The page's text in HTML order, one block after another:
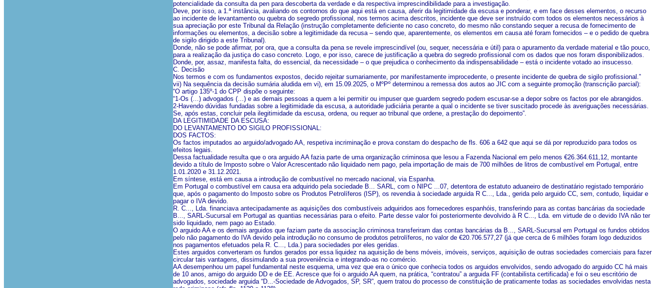
potencialidade da consulta da pen para descoberta da verdade e da respectiva imprescindibilidade para a investigação.
Deve, por isso, a 1.ª instância, avaliando os contornos do que aqui está en causa, aferir da legitimidade da escusa e ponderar, e em face desses elementos, o recurso
ao incidente de levantamento ou quebra do segredo profissional, nos termos acima descritos, incidente que deve ser instruído com todos os elementos necessários à
sua apreciação por este Tribunal da Relação (instrução completamente deficiente no caso concreto, do mesmo não constando sequer a recusa de fornecimento de
informações ou elementos, a decisão sobre a legitimidade da recusa – sendo que, aparentemente, os elementos em causa até foram fornecidos – e o pedido de quebra
de sigilo dirigido a este Tribunal).
Donde, não se pode afirmar, por ora, que a consulta da pena se revele imprescindível (ou, sequer, necessária e útil) para o apuramento da verdade material e tão pouco,
para a realização da justiça do caso concreto. Logo, e por isso, carece de justificação a quebra do segredo profissional com os dados que nos foram disponibilizados.
Donde, por, assaz, manifesta falta, do essencial, da necessidade – o que prejudica o conhecimento da indispensabilidade – está o incidente votado ao insucesso.
C. Decisão
Nos termos e com os fundamentos expostos, decido rejeitar sumariamente, por manifestamente improcedente, o presente incidente de quebra de sigilo profissional.”
vii) Na sequência da decisão sumária aludida em vi), em 15.09.2025, o MºPº determinou a remessa dos autos ao JIC com a seguinte promoção (transcrição parcial):
“O artigo 135º-1 do CPP dispõe o seguinte:
“1-Os (…) advogados (…) e as demais pessoas a quem a lei permitir ou impuser que guardem segredo podem escusar-se a depor sobre os factos por ele abrangidos.
2-Havendo dúvidas fundadas sobre a legitimidade da escusa, a autoridade judiciária perante a qual o incidente se tiver suscitado procede às averiguações necessárias.
Se, após estas, concluir pela ilegitimidade da escusa, ordena, ou requer ao tribunal que ordene, a prestação do depoimento”.
DA LEGITIMIDADE DA ESCUSA:
DO LEVANTAMENTO DO SIGILO PROFISSIONAL:
DOS FACTOS:
Os factos imputados ao arguido/advogado AA, respetiva incriminação e prova constam do despacho de fls. 606 a 642 que aqui se dá por reproduzido para todos os
efeitos legais.
Dessa factualidade resulta que o ora arguido AA fazia parte de uma organização criminosa que lesou a Fazenda Nacional em pelo menos €26.364.611,12, montante
devido a título de Imposto sobre o Valor Acrescentado não liquidado nem pago, pela importação de mais de 700 milhões de litros de combustível em Portugal, entre
1.01.2020 e 31.12.2021.
Em síntese, está em causa a introdução de combustível no mercado nacional, via Espanha.
Em Portugal o combustível em causa era adquirido pela sociedade B... SARL, com o NIPC ...07, detentora de estatuto aduaneiro de destinatário registado temporário
que, após o pagamento do Imposto sobre os Produtos Petrolíferos (ISP), os revendia à sociedade arguida R C..., Lda., gerida pelo arguido CC, sem, contudo, liquidar e
pagar o IVA devido.
R. C..., Lda. financiava antecipadamente as aquisições dos combustíveis adquiridos aos fornecedores espanhóis, transferindo para as contas bancárias da sociedade
B..., SARL-Sucursal em Portugal as quantias necessárias para o efeito. Parte desse valor foi posteriormente devolvido à R C..., Lda. em virtude de o devido IVA não ter
sido liquidado, nem pago ao Estado.
O arguido AA e os demais arguidos que faziam parte da associação criminosa transferiram das contas bancárias da B..., SARL-Sucursal em Portugal os fundos obtidos
pelo não pagamento do IVA devido pela introdução no consumo de produtos petrolíferos, no valor de €20.706.577,27 (já que cerca de 6 milhões foram logo deduzidos
nos pagamentos efetuados pela R. C..., Lda.) para sociedades por eles geridas.
Estes arguidos converteram os fundos gerados por essa liquidez na aquisição de bens móveis, imóveis, serviços, aquisição de outras sociedades comerciais para fazer
circular tais vantagens, dissimulando a sua proveniência e integrando-as no comércio.
AA desempenhou um papel fundamental neste esquema, uma vez que era o único que conhecia todos os arguidos envolvidos, sendo advogado do arguido CC há mais
de 10 anos, amigo do arguido DD e de EE. Acresce que foi o arguido AA quem, na prática, “contratou” a arguida FF (contabilista certificada) e foi o seu escritório de
advogados, sociedade arguida “D...-Sociedade de Advogados, SP, SR”, quem tratou do processo de constituição de praticamente todas as sociedades envolvidas nesta